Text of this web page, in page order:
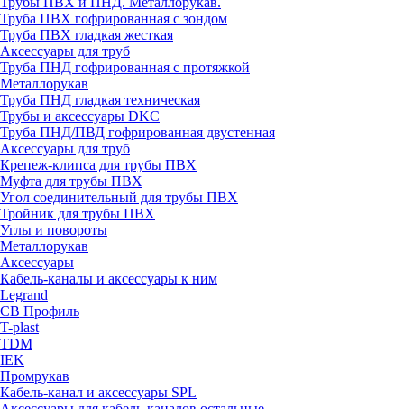
Труба ПВХ гофрированная с зондом
Труба ПВХ гладкая жесткая
Аксессуары для труб
Труба ПНД гофрированная с протяжкой
Металлорукав
Труба ПНД гладкая техническая
Трубы и аксессуары DKC
Труба ПНД/ПВД гофрированная двустенная
Аксессуары для труб
Крепеж-клипса для трубы ПВХ
Муфта для трубы ПВХ
Угол соединительный для трубы ПВХ
Тройник для трубы ПВХ
Углы и повороты
Металлорукав
Аксессуары
Кабель-каналы и аксессуары к ним
Legrand
СВ Профиль
T-plast
TDM
IEK
Промрукав
Кабель-канал и аксессуары SPL